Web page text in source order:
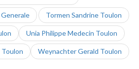
Tormen Sandrine Toulon
Unia Philippe Medecin Toulon
Weynachter Gerald Toulon